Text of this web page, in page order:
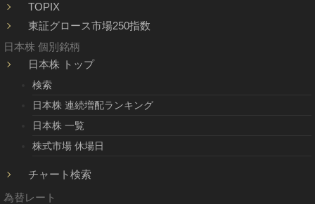
TOPIX
東証グロース市場250指数
日本株 個別銘柄
日本株 トップ
検索
日本株 連続増配ランキング
日本株 一覧
株式市場 休場日
チャート検索
為替レート